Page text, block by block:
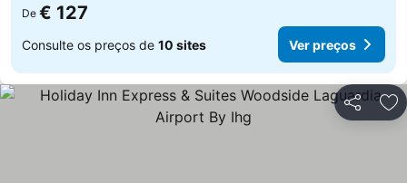
De € 127
Consulte os preços de 10 sites Ver preços
Partilhar